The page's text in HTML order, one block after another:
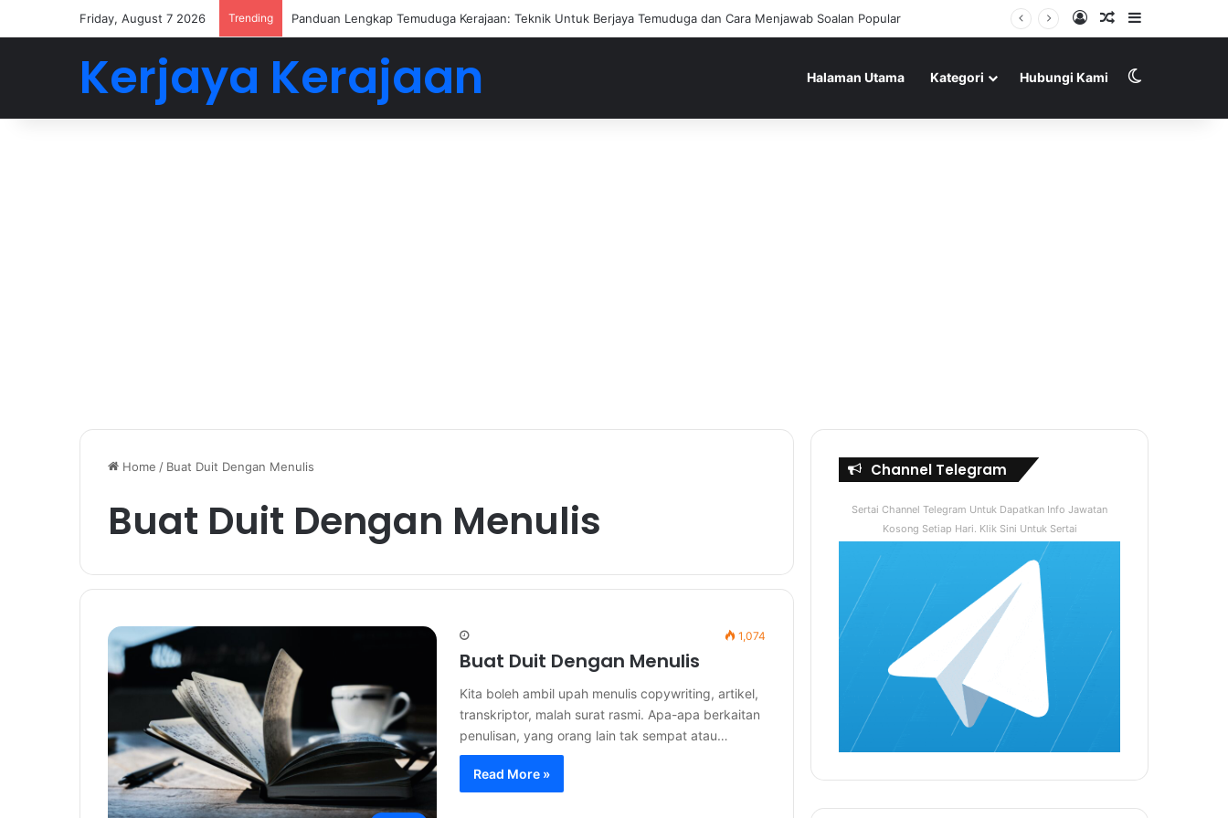
Friday, August 7 2026 Trending Panduan Lengkap Temuduga Kerajaan: Teknik Untuk Berjaya Temuduga dan Cara Menjawab Soalan Popular Log InRandom Article
Kerjaya Kerajaan Halaman Utama Kategori Hubungi Kami
Home / Buat Duit Dengan Menulis
Buat Duit Dengan Menulis
1,074
Buat Duit Dengan Menulis
Kita boleh ambil upah menulis copywriting, artikel,
transkriptor, malah surat rasmi. Apa-apa berkaitan
penulisan, yang orang lain tak sempat atau…
Read More »
Channel Telegram
Sertai Channel Telegram Untuk Dapatkan Info Jawatan
Kosong Setiap Hari. Klik Sini Untuk Sertai